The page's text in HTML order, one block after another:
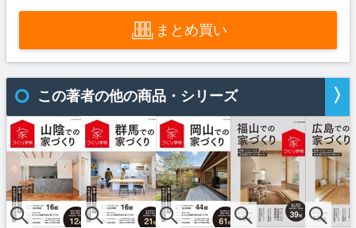
まとめ買い
この著者の他の商品・シリーズ n